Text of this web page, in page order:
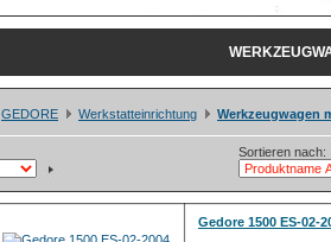
GEDORE Werkstatteinrichtung Werkzeugwagen
Sortieren nach:
Gedore 1500 ES-02-